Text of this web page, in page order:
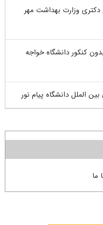
دکتری وزارت بهداشت مهر
کنکور دانشگاه خواجه
الملل دانشگاه پیام نور
ما